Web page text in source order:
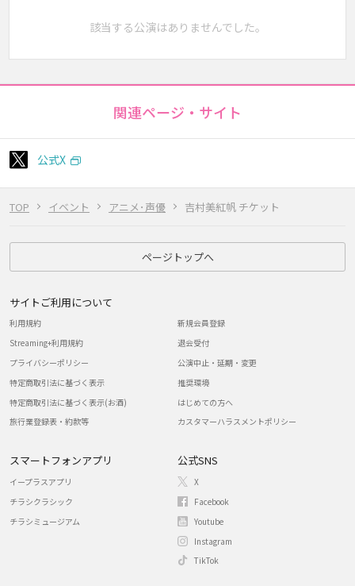
TOP イベント アニメ･声優 吉村美紅帆 チケット
該当する公演はありませんでした。
関連ページ・サイト
公式X
ページトップへ
サイトご利用について
利用規約
Streaming+利用規約
プライバシーポリシー
特定商取引法に基づく表示
特定商取引法に基づく表示(お酒)
旅行業登録表・約款等
新規会員登録
退会受付
公演中止・延期・変更
推奨環境
はじめての方へ
カスタマーハラスメントポリシー
スマートフォンアプリ
イープラスアプリ
チラシクラシック
チラシミュージアム
公式SNS
X
Facebook
Youtube
Instagram
TikTok